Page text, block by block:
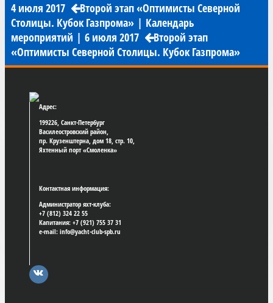
4 июля 2017
Второй этап «Оптимисты Северной
Столицы. Кубок Газпрома» | Календарь
мероприятий | 6 июля 2017
Второй этап
«Оптимисты Северной Столицы. Кубок Газпрома»
Адрес:
199226, Санкт-Петербург
Василеостровский район,
пр. Крузенштерна, дом 18, стр. 10,
Яхтенный порт «Смоленка»
Контактная информация:
Администратор яхт-клуба:
+7 (812) 324 22 55
Капитания: +7 (921) 755 37 31
e-mail: info@yacht-club-spb.ru